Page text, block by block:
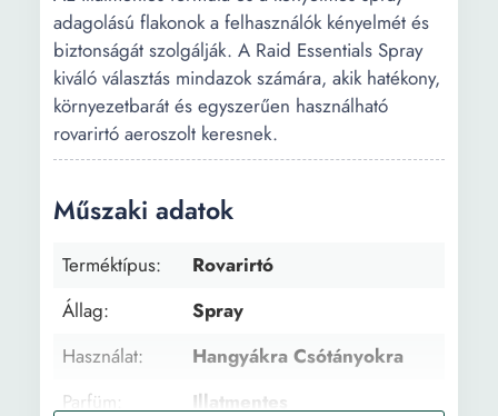
adagolású flakonok a felhasználók kényelmét és
biztonságát szolgálják. A Raid Essentials Spray
kiváló választás mindazok számára, akik hatékony,
környezetbarát és egyszerűen használható
rovarirtó aeroszolt keresnek.
Műszaki adatok
Terméktípus:
Rovarirtó
Állag:
Spray
Használat:
Hangyákra Csótányokra
Parfüm:
Illatmentes